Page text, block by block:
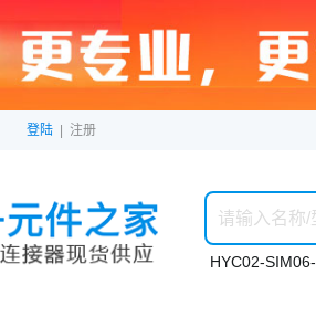
登陆 注册
HYC02-